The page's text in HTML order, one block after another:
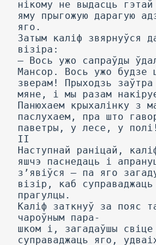
нікому не выдасць
яму прыгожую дарагую
яго.
Затым каліф звярнуўся
візіра:
— Вось ужо сапраўды
Мансор. Вось ужо будзе
зверам! Прыходзь
мяне, і мы разам
Панюхаем крыхалінку з
паслухаем, пра што
паветры, у лесе, у полі!
II
Наступнай раніцай,
яшчэ паснедаць і
з’явіўся — па яго
візір, каб
прагулцы.
Каліф заткнуў за пояс
чароўным пара-
шком і, загадаўшы
суправаджаць яго,